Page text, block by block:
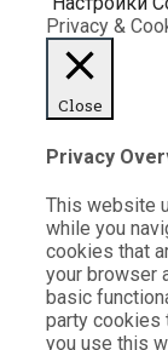
Privacy &
Close
Privacy
This website
while you
cookies that
your browser
basic
party cookies
you use this